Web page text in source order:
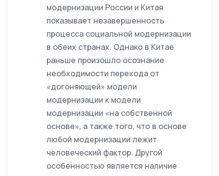
модернизации России и Китая
показывает незавершенность
процесса социальной модернизации
в обеих странах. Однако в Китае
раньше произошло осознание
необходимости перехода от
«догоняющей» модели
модернизации к модели
модернизации «на собственной
основе», а также того, что в основе
любой модернизации лежит
человеческий фактор. Другой
особенностью является наличие